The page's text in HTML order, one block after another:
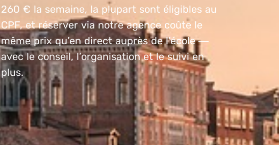
260 € la semaine, la plupart sont éligibles au
CPF, et réserver via notre agence coûte le
même prix qu’en direct auprès de l’école —
avec le conseil, l’organisation et le suivi en
plus.